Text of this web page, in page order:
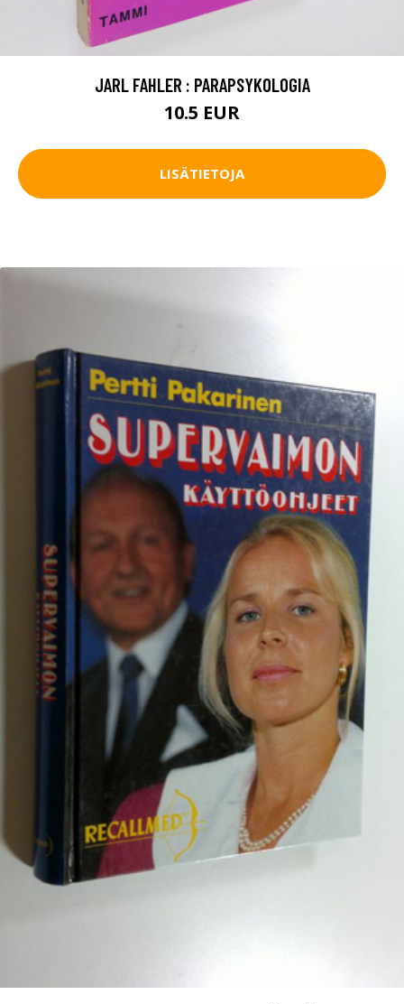
JARL FAHLER : PARAPSYKOLOGIA
10.5 EUR
LISÄTIETOJA